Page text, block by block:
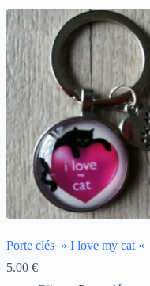
Porte clés » I love my cat «
5.00 €